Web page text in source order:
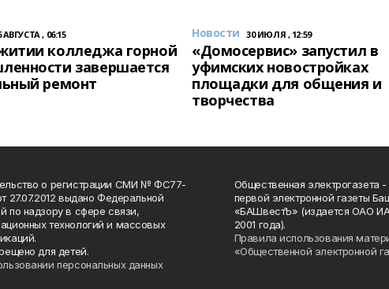
АВГУСТА , 06:15
колледжа горной
завершается
ремонт
Новости 30 ИЮЛЯ , 12:59
«Домосервис» запустил в
уфимских новостройках
площадки для общения и
творчества
о регистрации СМИ № ФС77-
27.07.2012 выдано Федеральной
по надзору в сфере связи,
технологий и массовых
для детей.
персональных данных
Общественная электрогазета
первой электронной газеты
«БАШвестЪ» (издается ОАО
2001 года).
Правила использования
«Общественной электронной